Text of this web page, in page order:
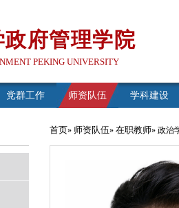
府管理学院
PEKING UNIVERSITY
党群工作 师资队伍 学科建设
首页» 师资队伍» 在职教师» 政治